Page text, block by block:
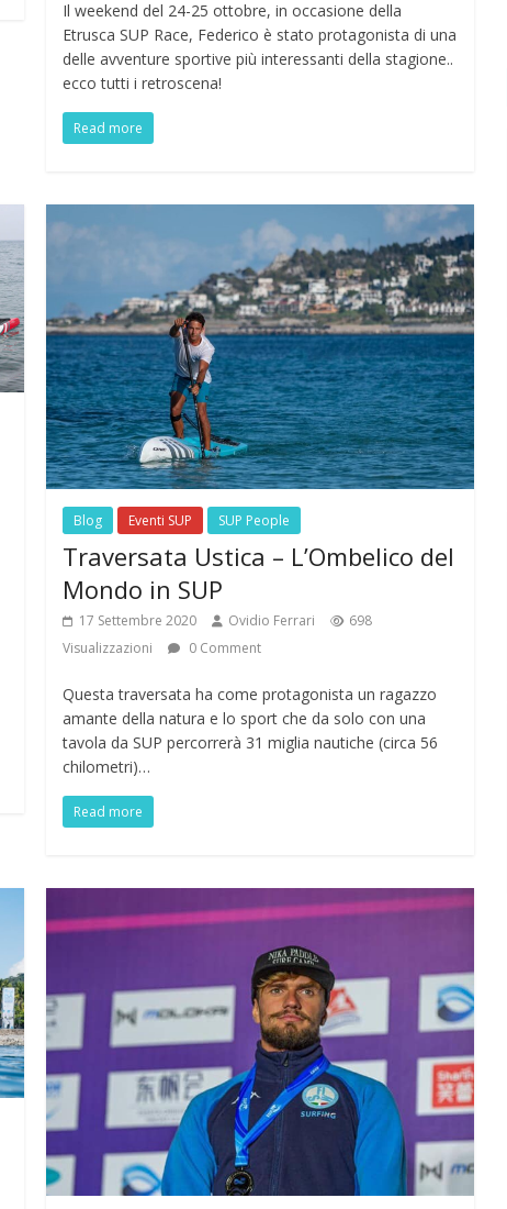
Il weekend del 24-25 ottobre, in occasione della
Etrusca SUP Race, Federico è stato protagonista di una
delle avventure sportive più interessanti della stagione..
ecco tutti i retroscena!
Read more
Blog Eventi SUP SUP People
Traversata Ustica – L’Ombelico del
Mondo in SUP
17 Settembre 2020 Ovidio Ferrari
698
Visualizzazioni
0 Comment
Questa traversata ha come protagonista un ragazzo
amante della natura e lo sport che da solo con una
tavola da SUP percorrerà 31 miglia nautiche (circa 56
chilometri)…
Read more